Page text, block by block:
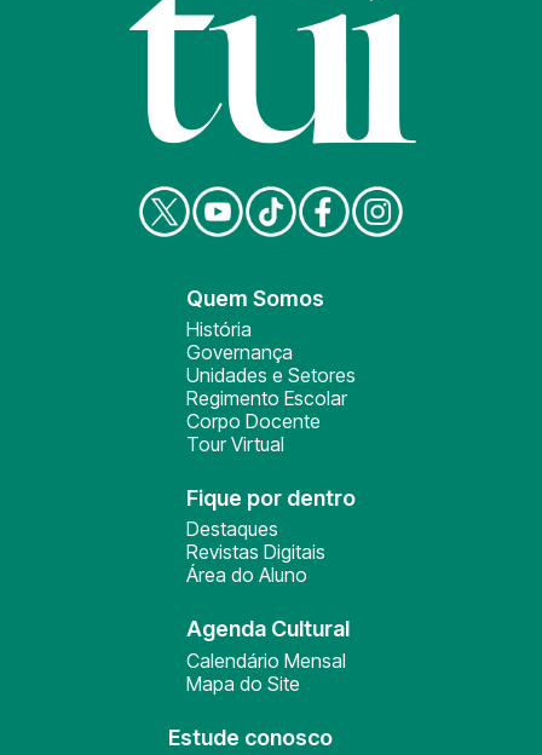
Quem Somos
História
Governança
Unidades e Setores
Regimento Escolar
Corpo Docente
Tour Virtual
Fique por dentro
Destaques
Revistas Digitais
Área do Aluno
Agenda Cultural
Calendário Mensal
Mapa do Site
Estude conosco